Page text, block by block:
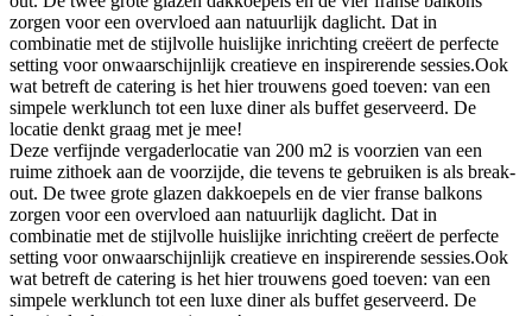
zorgen voor een overvloed aan natuurlijk daglicht. Dat in
combinatie met de stijlvolle huislijke inrichting creëert de perfecte
setting voor onwaarschijnlijk creatieve en inspirerende sessies.Ook
wat betreft de catering is het hier trouwens goed toeven: van een
simpele werklunch tot een luxe diner als buffet geserveerd. De
locatie denkt graag met je mee!
Deze verfijnde vergaderlocatie van 200 m2 is voorzien van een
ruime zithoek aan de voorzijde, die tevens te gebruiken is als break-
out. De twee grote glazen dakkoepels en de vier franse balkons
zorgen voor een overvloed aan natuurlijk daglicht. Dat in
combinatie met de stijlvolle huislijke inrichting creëert de perfecte
setting voor onwaarschijnlijk creatieve en inspirerende sessies.Ook
wat betreft de catering is het hier trouwens goed toeven: van een
simpele werklunch tot een luxe diner als buffet geserveerd. De